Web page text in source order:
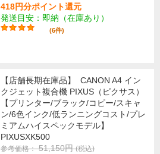
418円分ポイント還元
発送目安：即納（在庫あり）
(6件)
【店舗長期在庫品】
CANON A4 イン
クジェット複合機 PIXUS（ピクサス）
【プリンター/ブラック/コピー/スキャ
ン/6色インク/低ランニングコスト/プレ
ミアムハイスペックモデル】
PIXUSXK500
参考価格： 51,150円(税込)